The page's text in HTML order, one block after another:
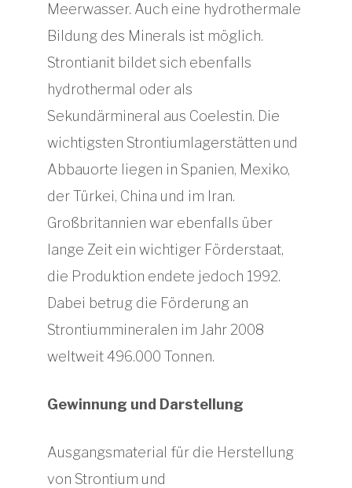
Meerwasser. Auch eine hydrothermale
Bildung des Minerals ist möglich.
Strontianit bildet sich ebenfalls
hydrothermal oder als
Sekundärmineral aus Coelestin. Die
wichtigsten Strontiumlagerstätten und
Abbauorte liegen in Spanien, Mexiko,
der Türkei, China und im Iran.
Großbritannien war ebenfalls über
lange Zeit ein wichtiger Förderstaat,
die Produktion endete jedoch 1992.
Dabei betrug die Förderung an
Strontiummineralen im Jahr 2008
weltweit 496.000 Tonnen.
Gewinnung und Darstellung
Ausgangsmaterial für die Herstellung
von Strontium und